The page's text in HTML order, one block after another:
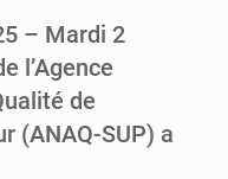
– Mardi 2
l’Agence
de
(ANAQ-SUP) a